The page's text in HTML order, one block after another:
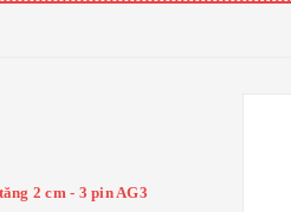
2 cm - 3 pin AG3